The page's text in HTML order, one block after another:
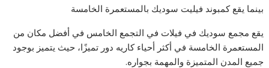
بينما يقع كمبوند فيليت سوديك بالمستعمرة الخامسة
يقع مجمع سوديك في فيلات في التجمع الخامس في أفضل مكان من
المستعمرة الخامسة في أكثر أحياء كاريه دور تميزًا، حيث يتميز بوجود
جميع المدن المتميزة والمهمة بجواره.